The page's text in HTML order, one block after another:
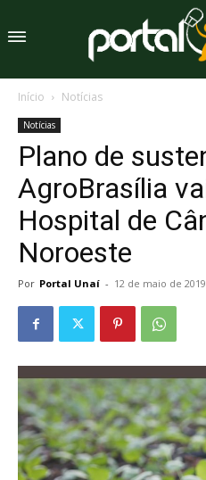
Início Notícias
Notícias
Plano de
AgroBrasília
Hospital de
Noroeste
Por Portal Unaí - 12 de maio de 2019